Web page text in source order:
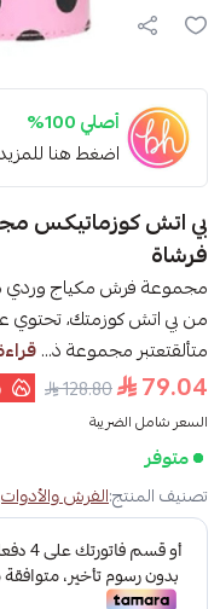
أصلي 100%
اضغط هنا
فرشاة
مجموعة فرش مكياج
متألقتعتبر مجموعة ذ...
79.04
128.80
السعر شامل الضريبة
متوفر
تصنيف المنتج:الفرش والأدوات